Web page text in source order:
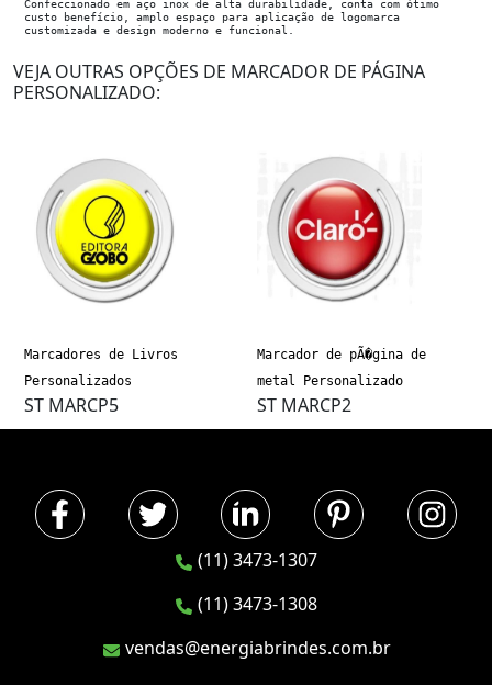
Confeccionado em aço inox de alta durabilidade, conta com ótimo
custo benefício, amplo espaço para aplicação de logomarca
customizada e design moderno e funcional.
VEJA OUTRAS OPÇÕES DE MARCADOR DE PÁGINA
PERSONALIZADO:
Marcadores de Livros
Personalizados
ST MARCP5
Marcador de pÃ�gina de
metal Personalizado
ST MARCP2
(11) 3473-1307
(11) 3473-1308
vendas@energiabrindes.com.br